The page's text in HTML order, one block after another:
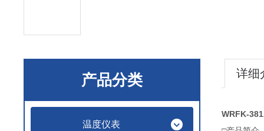
产品分类
温度仪表
详细
WRFK-